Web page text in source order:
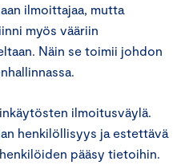
ilmoittajaa, mutta
myös vääriin
Näin se toimii johdon
ilmoitusväylä.
henkilöllisyys ja estettävä
pääsy tietoihin.